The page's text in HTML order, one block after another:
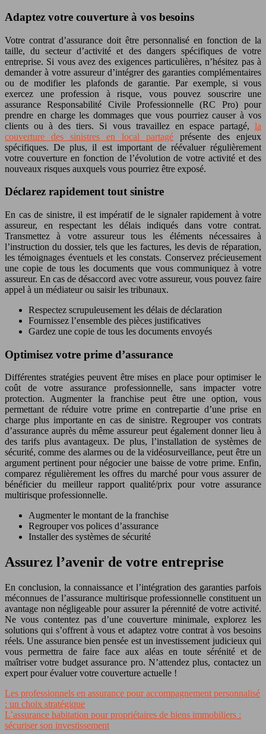
Adaptez votre couverture à vos besoins
Votre contrat d’assurance doit être personnalisé en fonction de la
taille, du secteur d’activité et des dangers spécifiques de votre
entreprise. Si vous avez des exigences particulières, n’hésitez pas à
demander à votre assureur d’intégrer des garanties complémentaires
ou de modifier les plafonds de garantie. Par exemple, si vous
exercez une profession à risque, vous pouvez souscrire une
assurance Responsabilité Civile Professionnelle (RC Pro) pour
prendre en charge les dommages que vous pourriez causer à vos
clients ou à des tiers. Si vous travaillez en espace partagé, la
couverture des sinistres en local partagé présente des enjeux
spécifiques. De plus, il est important de réévaluer régulièrement
votre couverture en fonction de l’évolution de votre activité et des
nouveaux risques auxquels vous pourriez être exposé.
Déclarez rapidement tout sinistre
En cas de sinistre, il est impératif de le signaler rapidement à votre
assureur, en respectant les délais indiqués dans votre contrat.
Transmettez à votre assureur tous les éléments nécessaires à
l’instruction du dossier, tels que les factures, les devis de réparation,
les témoignages éventuels et les constats. Conservez précieusement
une copie de tous les documents que vous communiquez à votre
assureur. En cas de désaccord avec votre assureur, vous pouvez faire
appel à un médiateur ou saisir les tribunaux.
Respectez scrupuleusement les délais de déclaration
Fournissez l’ensemble des pièces justificatives
Gardez une copie de tous les documents envoyés
Optimisez votre prime d’assurance
Différentes stratégies peuvent être mises en place pour optimiser le
coût de votre assurance professionnelle, sans impacter votre
protection. Augmenter la franchise peut être une option, vous
permettant de réduire votre prime en contrepartie d’une prise en
charge plus importante en cas de sinistre. Regrouper vos contrats
d’assurance auprès du même assureur peut également donner lieu à
des tarifs plus avantageux. De plus, l’installation de systèmes de
sécurité, comme des alarmes ou de la vidéosurveillance, peut être un
argument pertinent pour négocier une baisse de votre prime. Enfin,
comparez régulièrement les offres du marché pour vous assurer de
bénéficier du meilleur rapport qualité/prix pour votre assurance
multirisque professionnelle.
Augmenter le montant de la franchise
Regrouper vos polices d’assurance
Installer des systèmes de sécurité
Assurez l’avenir de votre entreprise
En conclusion, la connaissance et l’intégration des garanties parfois
méconnues de l’assurance multirisque professionnelle constituent un
avantage non négligeable pour assurer la pérennité de votre activité.
Ne vous contentez pas d’une couverture minimale, explorez les
solutions qui s’offrent à vous et adaptez votre contrat à vos besoins
réels. Une assurance bien pensée est un investissement judicieux qui
vous permettra de faire face aux aléas en toute sérénité et de
maîtriser votre budget assurance pro. N’attendez plus, contactez un
expert pour évaluer votre couverture actuelle !
Les professionnels en assurance pour accompagnement personnalisé
: un choix stratégique
L’assurance habitation pour propriétaires de biens immobiliers :
sécuriser son investissement